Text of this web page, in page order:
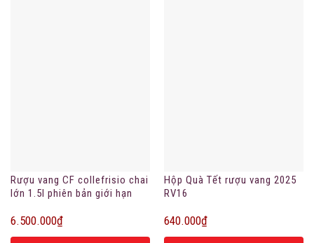
Rượu vang CF collefrisio chai
lớn 1.5l phiên bản giới hạn
6.500.000₫
Hộp Quà Tết rượu vang 2025
RV16
640.000₫